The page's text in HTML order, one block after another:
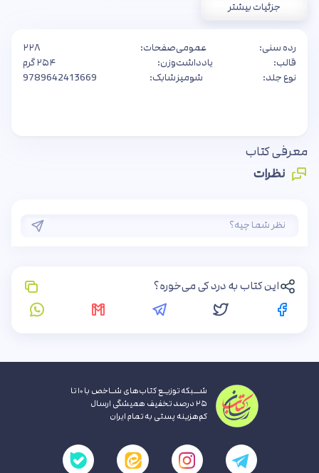
جزئیات بیشتر
رده سنی:
عمومی
قالب:
یادداشت
نوع جلد:
شومیز
صفحات:
۲۲۸
وزن:
۲۵۴ گرم
شابک:
9789642413669
معرفی کتاب
نظرات
این کتاب به درد کی می‌خوره؟
شــبکه توزیـع کتاب‌های شـاخص با ۱۰ تا
۲۵ درصد تخفیف همیشگی ارسال
کم‌هزینه پستی به تمام ایران